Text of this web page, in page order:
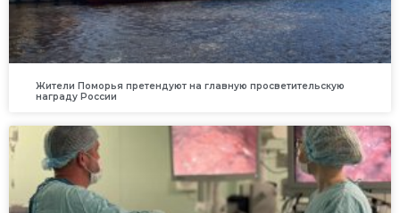
Жители Поморья претендуют на главную просветительскую
награду России